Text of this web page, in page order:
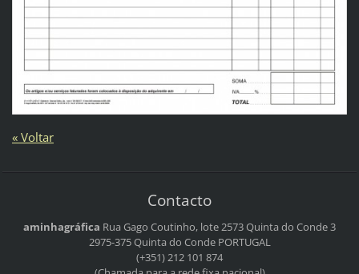
« Voltar
Contacto
aminhagráfica Rua Gago Coutinho, lote 2573Quinta do Conde 3
2975-375 Quinta do CondePORTUGAL
(+351) 212 101 874